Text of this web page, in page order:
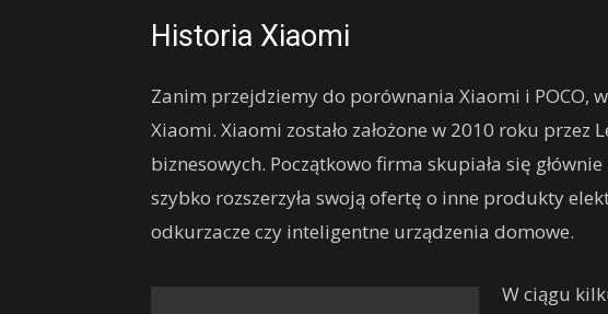
Historia Xiaomi
Zanim przejdziemy do porównania Xiaomi i POCO,
Xiaomi. Xiaomi zostało założone w 2010 roku przez
biznesowych. Początkowo firma skupiała się
szybko rozszerzyła swoją ofertę o inne produkty
odkurzacze czy inteligentne urządzenia domowe.
W ciągu